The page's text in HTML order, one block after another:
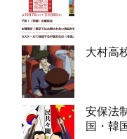
大村高
安保法
国・韓